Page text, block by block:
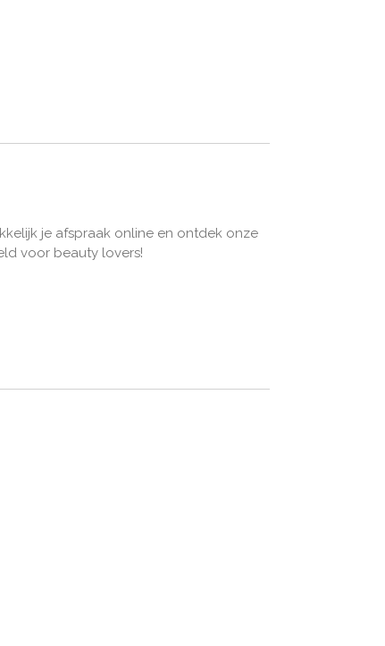
je afspraak online en ontdek onze
voor beauty lovers!